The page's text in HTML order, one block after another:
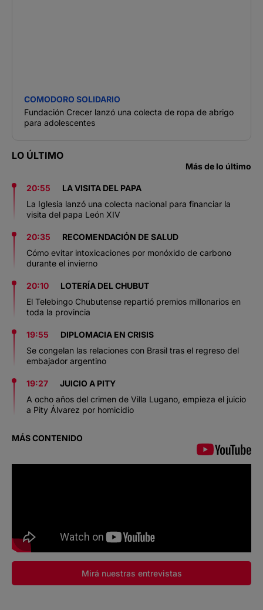
COMODORO SOLIDARIO
Fundación Crecer lanzó una colecta de ropa de abrigo
para adolescentes
LO ÚLTIMO
Más de lo último
20:55
LA VISITA DEL PAPA
La Iglesia lanzó una colecta nacional para financiar la
visita del papa León XIV
20:35
RECOMENDACIÓN DE SALUD
Cómo evitar intoxicaciones por monóxido de carbono
durante el invierno
20:10
LOTERÍA DEL CHUBUT
El Telebingo Chubutense repartió premios millonarios en
toda la provincia
19:55
DIPLOMACIA EN CRISIS
Se congelan las relaciones con Brasil tras el regreso del
embajador argentino
19:27
JUICIO A PITY
A ocho años del crimen de Villa Lugano, empieza el juicio
a Pity Álvarez por homicidio
MÁS CONTENIDO
Mirá nuestras entrevistas